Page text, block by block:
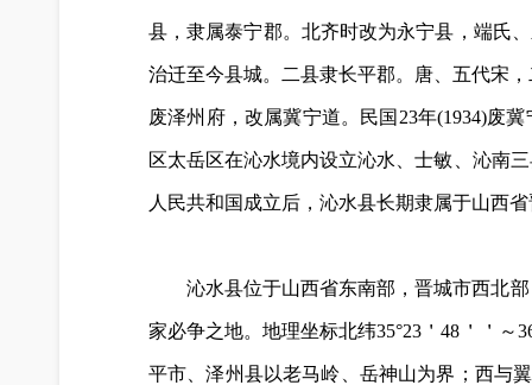
县，隶属泰宁郡。北齐时改为永宁县，端氏
治迁至今县城。二县隶长平郡。唐、五代宋
废泽州府，改属冀宁道。民国23年(1934)废
区太岳区在沁水境内设立沁水、士敏、沁南
人民共和国成立后，沁水县长期隶属于山西
沁水县位于山西省东南部，晋城市西北
家必争之地。地理坐标北纬35°23＇48＇＇～
平市、泽州县以老马岭、岳神山为界；西与